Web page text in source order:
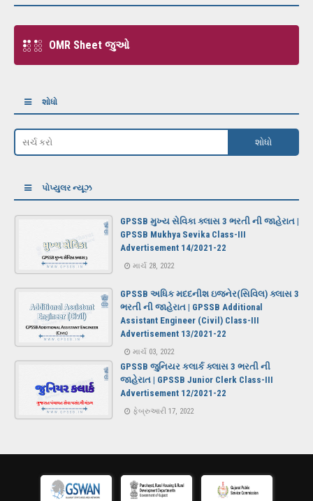
OMR Sheet જુઓ
શોધો
પોપ્યુલર ન્યૂઝ
GPSSB મુખ્ય સેવિકા ક્લાસ 3 ભરતી ની જાહેરાત |
GPSSB Mukhya Sevika Class-III
Advertisement 14/2021-22
માર્ચ 28, 2022
GPSSB અધિક મદદનીશ ઇજનેર(સિવિલ) ક્લાસ 3
ભરતી ની જાહેરાત | GPSSB Additional
Assistant Engineer (Civil) Class-III
Advertisement 13/2021-22
માર્ચ 03, 2022
GPSSB જુનિયર કલાર્ક ક્લાસ 3 ભરતી ની
જાહેરાત | GPSSB Junior Clerk Class-III
Advertisement 12/2021-22
ફેબ્રુઆરી 17, 2022